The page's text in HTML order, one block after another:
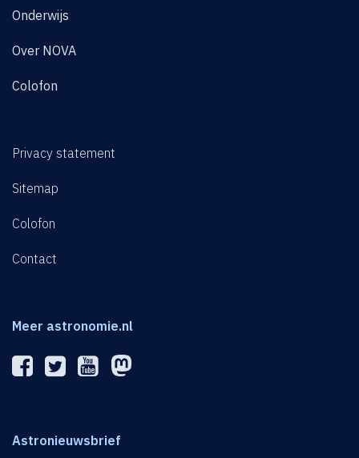
Onderwijs
Over NOVA
Colofon
Privacy statement
Sitemap
Colofon
Contact
Meer astronomie.nl
Astronieuwsbrief